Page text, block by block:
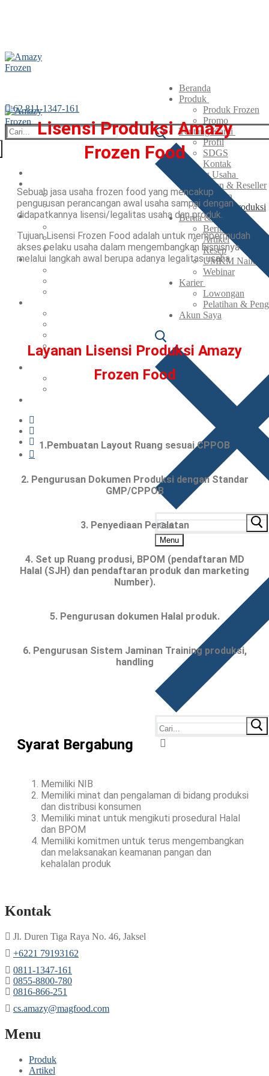
Beranda
Produk
Produk Frozen
Promo
Tentang Kami
Profil
SDGS
Kontak
Peluang Usaha
Agen & Reseller
Maklon
Lisensi Produksi
Berita & Artikel
Berita
Artikel
Resep
UMKM Naik
Webinar
Karier
Lowongan
Pelatihan &
Akun Saya
Menu
62 811-1347-161
Produk Frozen
Promo
Tentang Kami
SDGS
Kontak
Peluang Usaha
UMKM Naik Kelas Bersama SNI
Webinar
Lisensi Produksi Amazy
Frozen Food
Sebuah jasa usaha frozen food yang mencakup
pengurusan perancangan awal usaha sampai dengan
didapatkannya lisensi/legalitas usaha dan produk.
Tujuan Lisensi Frozen Food adalah untuk mempermudah
akses pelaku usaha dalam mengembangkan bisnisnya
melalui langkah awal berupa adanya legalitas usaha.
Layanan Lisensi Produksi Amazy
Frozen Food
1.Pembuatan Layout Ruang sesuai CPPOB
2. Pengurusan Dokumen Produksi dengan Standar
GMP/CPPOB
3. Penyediaan Peralatan
4. Set up Ruang produsi, BPOM (pendaftaran MD
Halal (SJH) dan pendaftaran produk dan marketing
Number).
5. Pengurusan dokumen Halal produk.
6. Pengurusan Sistem Jaminan Training produksi,
handling
Syarat Bergabung
Memiliki NIB
Memiliki minat dan pengalaman di bidang produksi
dan distribusi konsumen
Memiliki minat untuk mengikuti prosedural Halal
dan BPOM
Memiliki komitmen untuk terus mengembangkan
dan melaksanakan keamanan pangan dan
kehalalan produk
Kontak
Jl. Duren Tiga Raya No. 46, Jaksel
‎+6221 79193162
‪0811-1347-161
‪0855-8800-780
‪0816-866-251
cs.amazy@magfood.com
Menu
Produk
Artikel